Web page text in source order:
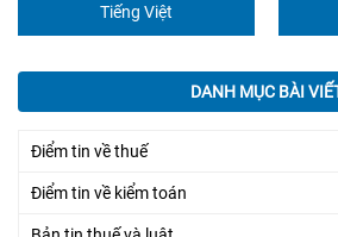
Tiếng Việt
DANH MỤC BÀI
Điểm tin về thuế
Điểm tin về kiểm toán